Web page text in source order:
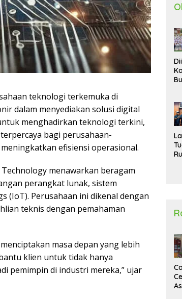
teknologi terkemuka di
dalam menyediakan solusi digital
menghadirkan teknologi terkini,
bagi perusahaan-
efisiensi operasional.
menawarkan beragam
perangkat lunak, sistem
(IoT). Perusahaan ini dikenal dengan
teknis dengan pemahaman
masa depan yang lebih
klien untuk tidak hanya
pemimpin di industri mereka,” ujar